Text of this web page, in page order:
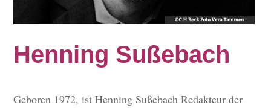
Henning Sußebach
Geboren 1972, ist Henning Sußebach Redakteur der